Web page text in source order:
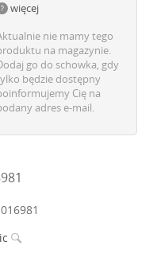
więcej
nie mamy tego
na magazynie.
go do schowka, gdy
będzie dostępny
Cię na
adres e-mail.